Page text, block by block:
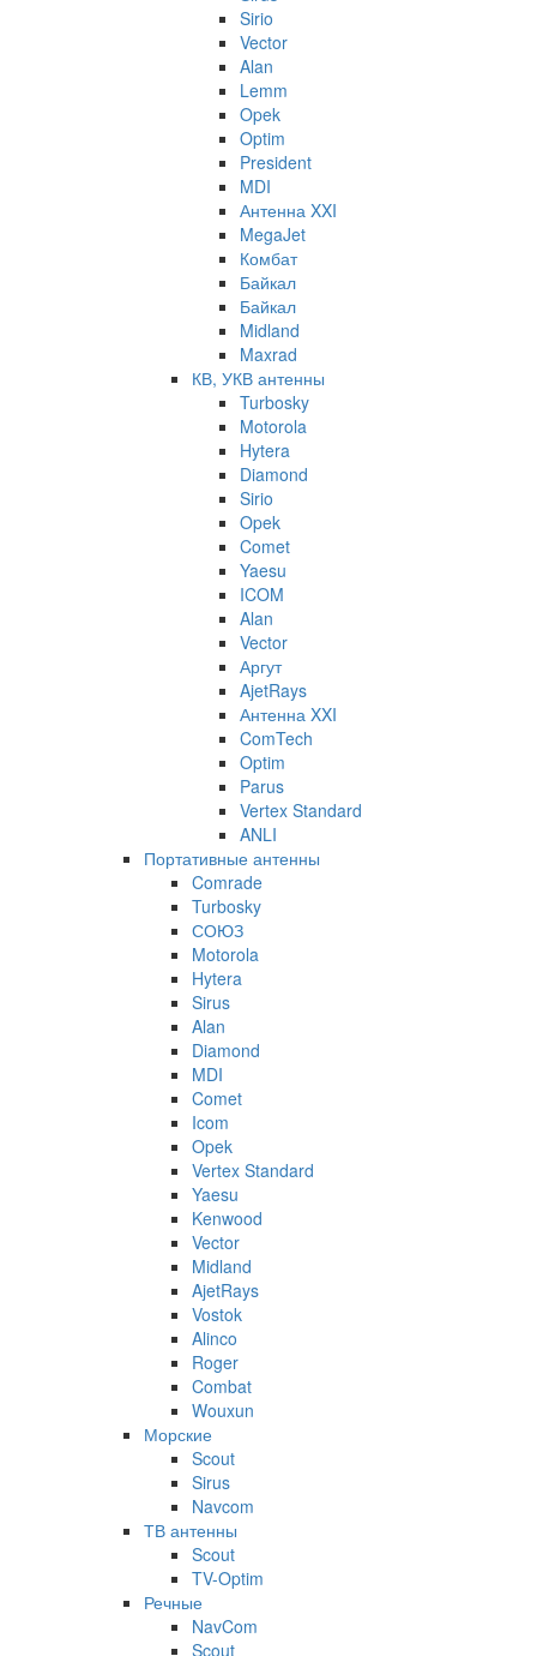
Sirio
Vector
Alan
Lemm
Opek
Optim
President
MDI
Антенна XXI
MegaJet
Комбат
Байкал
Байкал
Midland
Maxrad
КВ, УКВ антенны
Turbosky
Motorola
Hytera
Diamond
Sirio
Opek
Comet
Yaesu
ICOM
Alan
Vector
Аргут
AjetRays
Антенна XXI
ComTech
Optim
Parus
Vertex Standard
ANLI
Портативные антенны
Comrade
Turbosky
СОЮЗ
Motorola
Hytera
Sirus
Alan
Diamond
MDI
Comet
Icom
Opek
Vertex Standard
Yaesu
Kenwood
Vector
Midland
AjetRays
Vostok
Alinco
Roger
Combat
Wouxun
Морские
Scout
Sirus
Navcom
ТВ антенны
Scout
TV-Optim
Речные
NavCom
Scout